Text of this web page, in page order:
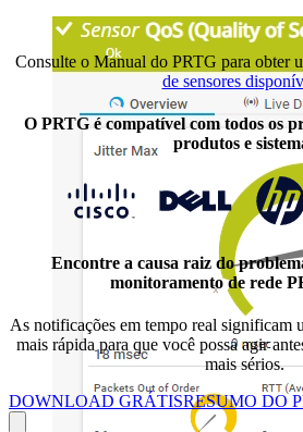
Consulte o Manual do PRTG para obter
de sensores
O PRTG é compatível com todos os
produtos e
Encontre a causa raiz do
monitoramento de rede
As notificações em tempo real significam
mais rápida para que você possa agir
mais sérios.
DOWNLOAD GRÁTISRESUMO DO